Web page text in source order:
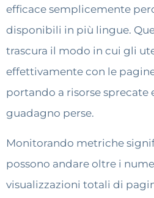
efficace semplicemente
disponibili in più lingue.
trascura il modo in cui gli
effettivamente con le
portando a risorse
guadagno perse.
Monitorando metriche
possono andare oltre i
visualizzazioni totali di